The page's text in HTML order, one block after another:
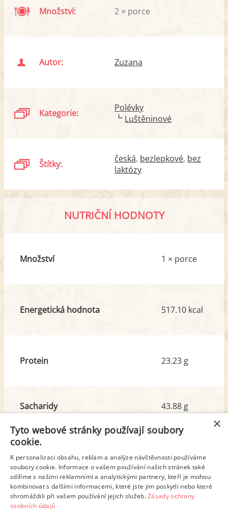
Množství: 2 × porce
Autor: Zuzana
Kategorie:
Polévky
Luštěninové
Štítky: česká bezlepkové bez
laktózy
NUTRIČNÍ HODNOTY
Množství 1 × porce
Energetická hodnota 517.10 kcal
Protein 23.23 g
Sacharidy
43.88 g
Tuk
z toho nas. mastné kyseliny
22.70 g
7.29 g
Detailní rozpis
×
Tyto webové stránky používají soubory
cookie.
K personalizaci obsahu, reklam a analýze návštěvnosti používáme
soubory cookie. Informace o vašem používání našich stránek také
sdílíme s našimi reklamními a analytickými partnery, kteří je mohou
kombinovat s dalšími informacemi, které jste jim poskytli nebo které
shromáždili při vašem používání jejich služeb.Zásady ochrany
osobních údajů